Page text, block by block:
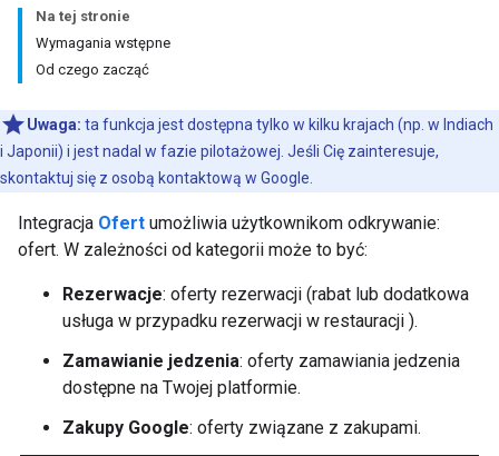
Na tej stronie
Wymagania wstępne
Od czego zacząć
Uwaga: ta funkcja jest dostępna tylko w kilku krajach (np. w Indiach
i Japonii) i jest nadal w fazie pilotażowej. Jeśli Cię zainteresuje,
skontaktuj się z osobą kontaktową w Google.
Integracja Ofert umożliwia użytkownikom odkrywanie:
ofert. W zależności od kategorii może to być:
Rezerwacje: oferty rezerwacji (rabat lub dodatkowa
usługa w przypadku rezerwacji w restauracji ).
Zamawianie jedzenia: oferty zamawiania jedzenia
dostępne na Twojej platformie.
Zakupy Google: oferty związane z zakupami.